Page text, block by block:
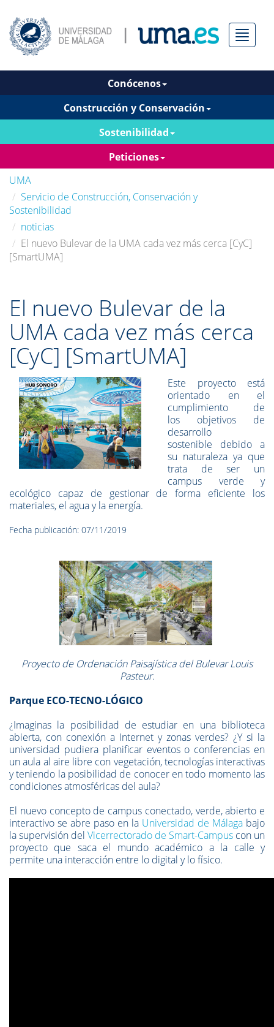
Menú
Conócenos
Construcción y Conservación
Sostenibilidad
Peticiones
UMA
Servicio de Construcción, Conservación y
Sostenibilidad
noticias
El nuevo Bulevar de la UMA cada vez más cerca [CyC]
[SmartUMA]
El nuevo Bulevar de la
UMA cada vez más cerca
[CyC] [SmartUMA]
Este proyecto está
orientado en el
cumplimiento de
los objetivos de
desarrollo
sostenible debido a
su naturaleza ya que
trata de ser un
campus verde y
ecológico capaz de gestionar de forma eficiente los
materiales, el agua y la energía.
Fecha publicación: 07/11/2019
Proyecto de Ordenación Paisajística del Bulevar Louis
Pasteur.
Parque ECO-TECNO-LÓGICO
¿Imaginas la posibilidad de estudiar en una biblioteca
abierta, con conexión a Internet y zonas verdes? ¿Y si la
universidad pudiera planificar eventos o conferencias en
un aula al aire libre con vegetación, tecnologías interactivas
y teniendo la posibilidad de conocer en todo momento las
condiciones atmosféricas del aula?
El nuevo concepto de campus conectado, verde, abierto e
interactivo se abre paso en la Universidad de Málaga bajo
la supervisión del Vicerrectorado de Smart-Campus con un
proyecto que saca el mundo académico a la calle y
permite una interacción entre lo digital y lo físico.